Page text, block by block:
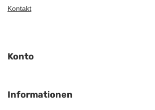
Kontakt
Konto
Informationen